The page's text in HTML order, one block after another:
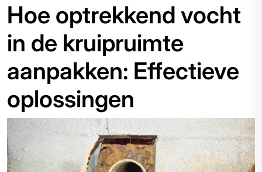
Hoe optrekkend vocht
in de kruipruimte
aanpakken: Effectieve
oplossingen